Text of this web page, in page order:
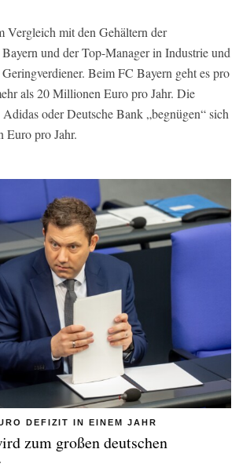
mit den Gehältern der
und der Top-Manager in Industrie und
Beim FC Bayern geht es pro
als 20 Millionen Euro pro Jahr. Die
oder Deutsche Bank „begnügen“ sich
pro Jahr.
DEFIZIT IN EINEM JAHR
zum großen deutschen